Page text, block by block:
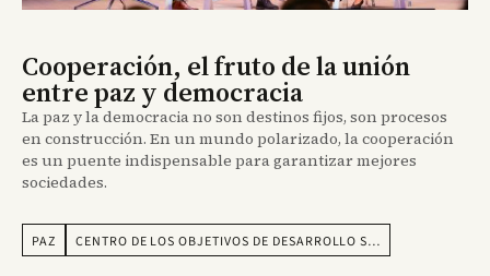
Cooperación, el fruto de la unión
entre paz y democracia
La paz y la democracia no son destinos fijos, son procesos
en construcción. En un mundo polarizado, la cooperación
es un puente indispensable para garantizar mejores
sociedades.
PAZ CENTRO DE LOS OBJETIVOS DE DESARROLLO S…